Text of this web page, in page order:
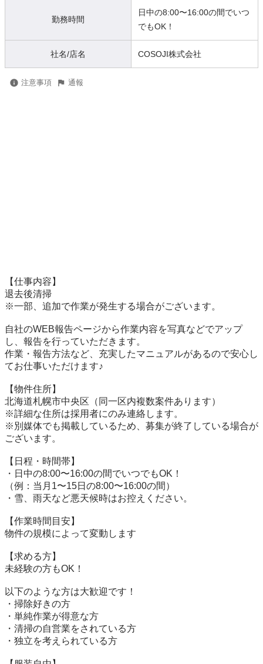
勤務時間
日中の8:00〜16:00の間でいつ
でもOK！
社名/店名 COSOJI株式会社
注意事項 通報
【仕事内容】
退去後清掃
※一部、追加で作業が発生する場合がございます。
自社のWEB報告ページから作業内容を写真などでアップ
し、報告を行っていただきます。
作業・報告方法など、充実したマニュアルがあるので安心し
てお仕事いただけます♪
【物件住所】
北海道札幌市中央区（同一区内複数案件あります）
※詳細な住所は採用者にのみ連絡します。
※別媒体でも掲載しているため、募集が終了している場合が
ございます。
【日程・時間帯】
・日中の8:00〜16:00の間でいつでもOK！
（例：当月1〜15日の8:00〜16:00の間）
・雪、雨天など悪天候時はお控えください。
【作業時間目安】
物件の規模によって変動します
【求める方】
未経験の方もOK！
以下のような方は大歓迎です！
・掃除好きの方
・単純作業が得意な方
・清掃の自営業をされている方
・独立を考えられている方